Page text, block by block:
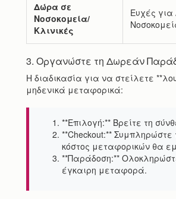
Δώρα σε
Νοσοκομεία/
Κλινικές
Ευχές
3. Οργανώστε τη Δωρεάν
Η διαδικασία για να στείλετε
μηδενικά μεταφορικά:
**Επιλογή:** Βρείτε τη
**Checkout:**
κόστος μεταφορικών θα
**Παράδοση:**
έγκαιρη μεταφορά.